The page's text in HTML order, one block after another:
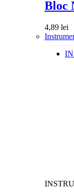
Bloc
4,89 lei